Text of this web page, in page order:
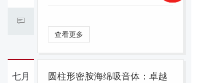
查看更多
七月
圆柱形密胺海绵吸音体：卓越